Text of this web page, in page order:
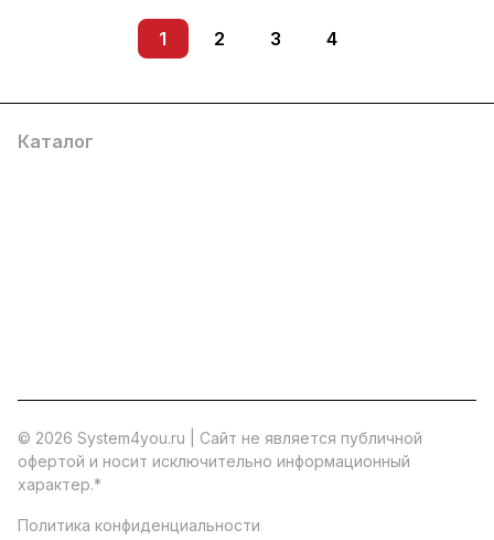
1 2 3 4
Каталог
© 2026 System4you.ru | Cайт не является публичной
офертой и носит исключительно информационный
характер.*
Политика конфиденциальности